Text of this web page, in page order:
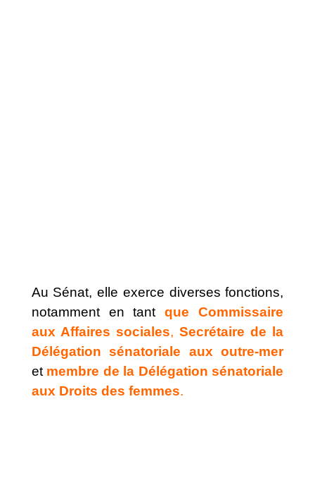
Au Sénat, elle exerce diverses fonctions,
notamment en tantque Commissaire
aux Affaires sociales,Secrétaire de la
Délégation sénatoriale aux outre-mer
et membre de la Délégation sénatoriale
aux Droits des femmes.